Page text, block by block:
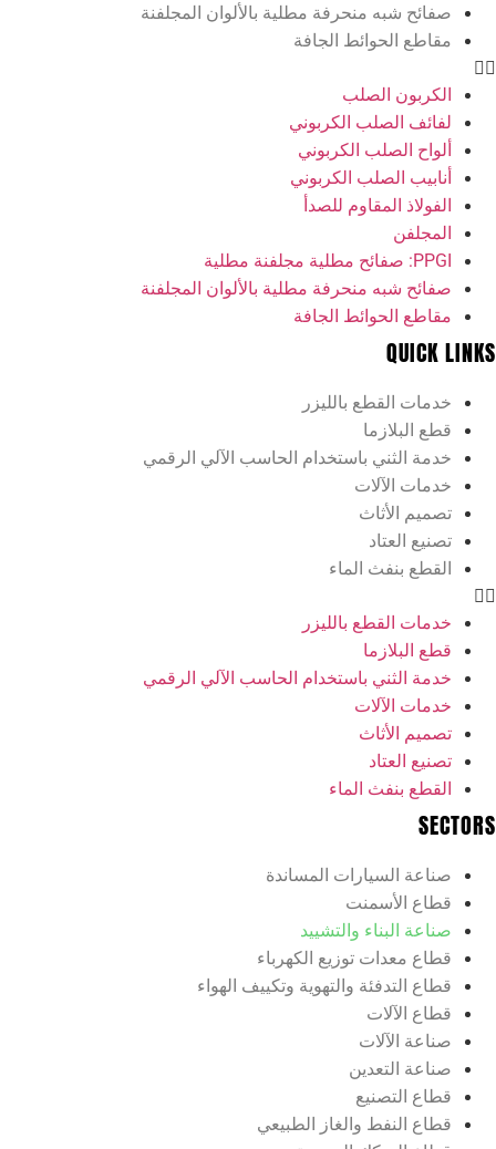
صفائح شبه منحرفة مطلية بالألوان المجلفنة
مقاطع الحوائط الجافة
الكربون الصلب
لفائف الصلب الكربوني
ألواح الصلب الكربوني
أنابيب الصلب الكربوني
الفولاذ المقاوم للصدأ
المجلفن
PPGI: صفائح مطلية مجلفنة مطلية
صفائح شبه منحرفة مطلية بالألوان المجلفنة
مقاطع الحوائط الجافة
QUICK LINKS
خدمات القطع بالليزر
قطع البلازما
خدمة الثني باستخدام الحاسب الآلي الرقمي
خدمات الآلات
تصميم الأثاث
تصنيع العتاد
القطع بنفث الماء
خدمات القطع بالليزر
قطع البلازما
خدمة الثني باستخدام الحاسب الآلي الرقمي
خدمات الآلات
تصميم الأثاث
تصنيع العتاد
القطع بنفث الماء
SECTORS
صناعة السيارات المساندة
قطاع الأسمنت
صناعة البناء والتشييد
قطاع معدات توزيع الكهرباء
قطاع التدفئة والتهوية وتكييف الهواء
قطاع الآلات
صناعة الآلات
صناعة التعدين
قطاع التصنيع
قطاع النفط والغاز الطبيعي